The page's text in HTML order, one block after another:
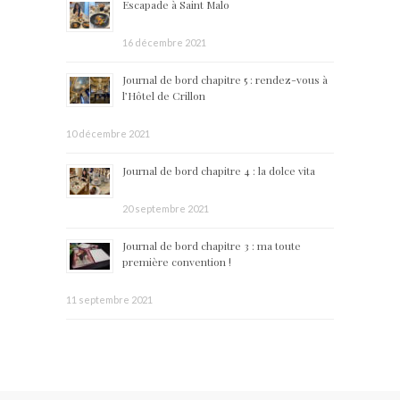
Escapade à Saint Malo
16 décembre 2021
Journal de bord chapitre 5 : rendez-vous à
l’Hôtel de Crillon
10 décembre 2021
Journal de bord chapitre 4 : la dolce vita
20 septembre 2021
Journal de bord chapitre 3 : ma toute
première convention !
11 septembre 2021